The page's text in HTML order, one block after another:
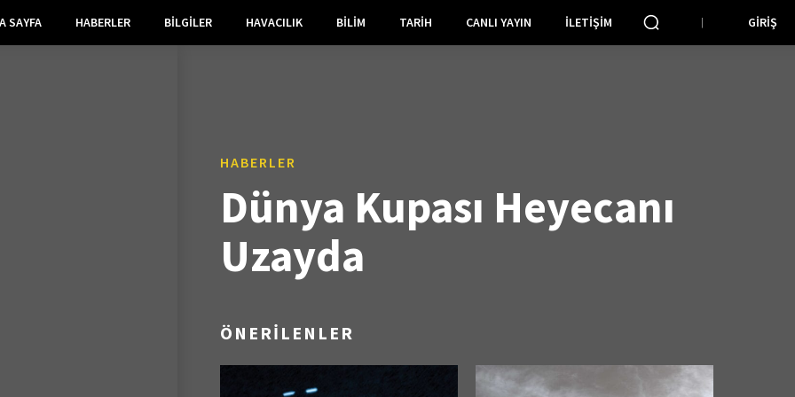
SAYFA HABERLER BILGILER HAVACILIK BILIM TARIH CANLI YAYIN İLETIŞIM GIRIŞ
HABERLER
Dünya Kupası Heyecanı
Uzayda
ÖNERİLENLER